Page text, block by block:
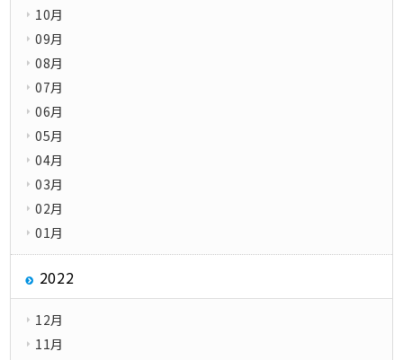
10月
09月
08月
07月
06月
05月
04月
03月
02月
01月
2022
12月
11月